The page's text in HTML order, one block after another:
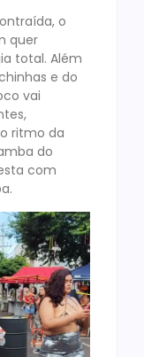
o
quer
total. Além
e do
vai
ritmo da
do
com